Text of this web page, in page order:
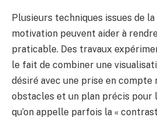
Plusieurs techniques issues de
motivation peuvent aider à
praticable. Des travaux
le fait de combiner une
désiré avec une prise en compte
obstacles et un plan précis pour
qu’on appelle parfois la «